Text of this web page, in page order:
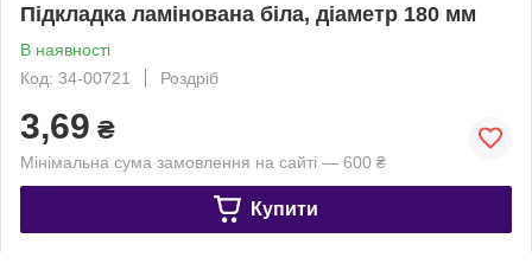
Підкладка ламінована біла, діаметр 180 мм
В наявності
Код: 34-00721
Роздріб
3,69 ₴
Мінімальна сума замовлення на сайті — 600 ₴
Купити